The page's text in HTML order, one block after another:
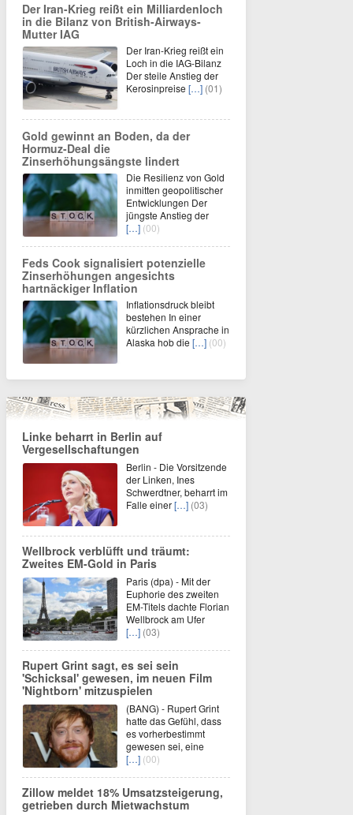
Der Iran-Krieg reißt ein Milliardenloch
in die Bilanz von British-Airways-
Mutter IAG
Der Iran-Krieg reißt ein
Loch in die IAG-Bilanz
Der steile Anstieg der
Kerosinpreise […] (01)
Gold gewinnt an Boden, da der
Hormuz-Deal die
Zinserhöhungsängste lindert
Die Resilienz von Gold
inmitten geopolitischer
Entwicklungen Der
jüngste Anstieg der
[…] (00)
Feds Cook signalisiert potenzielle
Zinserhöhungen angesichts
hartnäckiger Inflation
Inflationsdruck bleibt
bestehen In einer
kürzlichen Ansprache in
Alaska hob die […] (00)
Linke beharrt in Berlin auf
Vergesellschaftungen
Berlin - Die Vorsitzende
der Linken, Ines
Schwerdtner, beharrt im
Falle einer[…] (03)
Wellbrock verblüfft und träumt:
Zweites EM-Gold in Paris
Paris (dpa) - Mit der
Euphorie des zweiten
EM-Titels dachte Florian
Wellbrock am Ufer
[…] (03)
Rupert Grint sagt, es sei sein
'Schicksal' gewesen, im neuen Film
'Nightborn' mitzuspielen
(BANG) - Rupert Grint
hatte das Gefühl, dass
es vorherbestimmt
gewesen sei, eine
[…] (00)
Zillow meldet 18% Umsatzsteigerung,
getrieben durch Mietwachstum